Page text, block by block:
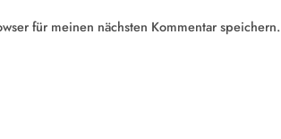
für meinen nächsten Kommentar speichern.